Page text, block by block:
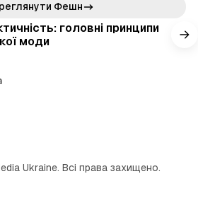
Фешн
головні принципи
моди
Ukraine. Всі права захищено.